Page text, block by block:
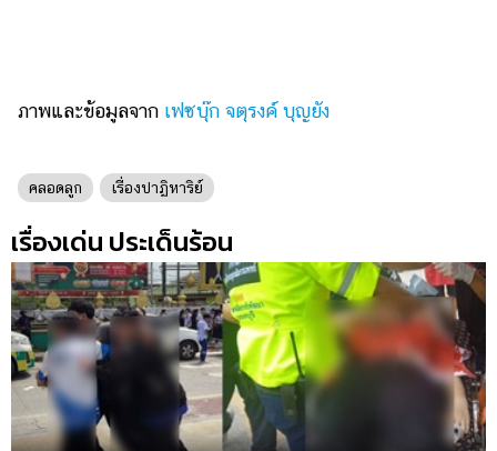
ภาพและข้อมูลจาก เฟซบุ๊ก จตุรงค์ บุญยัง
คลอดลูก เรื่องปาฏิหาริย์
เรื่องเด่น ประเด็นร้อน